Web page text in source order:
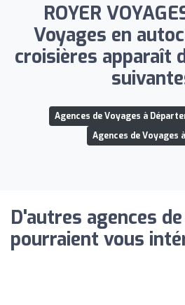
ROYER
Voyages en
croisières apparaît
Agences de Voyages à
Agences de Voyages
D'autres agences
pourraient vous